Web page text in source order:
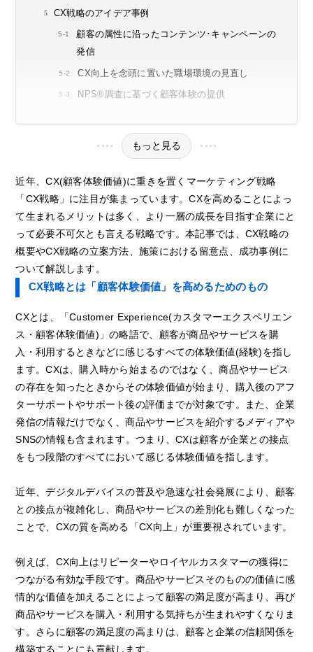
CX戦略のアイデア事例
顧客の属性に沿ったコンテンツ･キャンペーンの
発信
CX向上を念頭に置いた職場環境の見直し
NPS®調査に基づく顧客体験の提供
もっと見る
近年、CX(顧客体験価値)に重きを置くマーケティング戦略
「CX戦略」に注目が集まっています。CXを高めることによっ
て生まれるメリットは多く、より一層の成長を目指す企業にと
って必要不可欠とも言える戦略です。本記事では、CX戦略の
概要やCX戦略の立案方法、施策における留意点、成功事例に
ついて解説します。
CX戦略とは「顧客体験価値」を高めるためのもの
CXとは、「Customer Experience(カスタマーエクスペリエン
ス・顧客体験価値)」の略語で、顧客が商品やサービスを購
入・利用するときなどに感じるすべての体験価値(経験)を指し
ます。CXは、購入時から始まるのではなく、商品やサービス
の存在を知ったときからその体験価値が始まり、購入後のアフ
ターサポートやサポート後の評価までが対象です。また、企業
発信の情報だけでなく、商品やサービスを紹介するメディアや
SNSの情報も含まれます。つまり、CXは顧客が企業との接点
をもつ段階のすべてにおいて感じる体験価値を指します。
近年、デジタルデバイスの普及や急速な社会発展により、顧客
との接点が複雑化し、商品やサービスの差別化も難しくなった
ことで、CXの質を高める「CX向上」が重要視されています。
例えば、CX向上はリピーターやロイヤルカスタマーの獲得に
つながる有効な手段です。商品やサービスそのものの価値に感
情的な価値を加えることによって顧客の満足度が高まり、再び
商品やサービスを購入・利用する気持ちが生まれやすくなりま
す。さらに顧客の満足度の高まりは、顧客と企業の信頼関係を
構築することにも貢献します。